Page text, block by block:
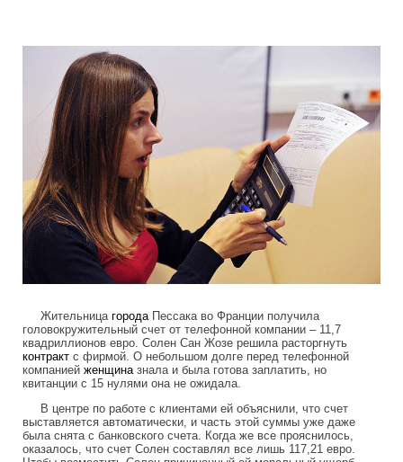
Жительница городаПессака во Франции получила
головокружительный счет от телефонной компании – 11,7
квадриллионов евро. Солен Сан Жозе решила расторгнуть
контракт с фирмой. О небольшом долге перед телефонной
компанией женщиназнала и была готова заплатить, но
квитанции с 15 нулями она не ожидала.
В центре по работе с клиентами ей объяснили, что счет
выставляется автоматически, и часть этой суммы уже даже
была снята с банковского счета. Когда же все прояснилось,
оказалось, что счет Солен составлял все лишь 117,21 евро.